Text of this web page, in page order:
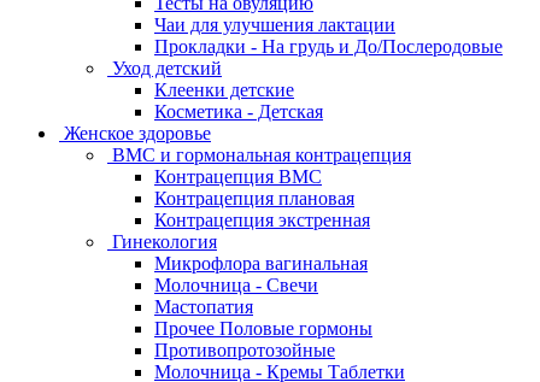
Чаи для улучшения лактации
Прокладки - На грудь и До/Послеродовые
Уход детский
Клеенки детские
Косметика - Детская
Женское здоровье
ВМС и гормональная контрацепция
Контрацепция ВМС
Контрацепция плановая
Контрацепция экстренная
Гинекология
Микрофлора вагинальная
Молочница - Свечи
Мастопатия
Прочее Половые гормоны
Противопротозойные
Молочница - Кремы Таблетки